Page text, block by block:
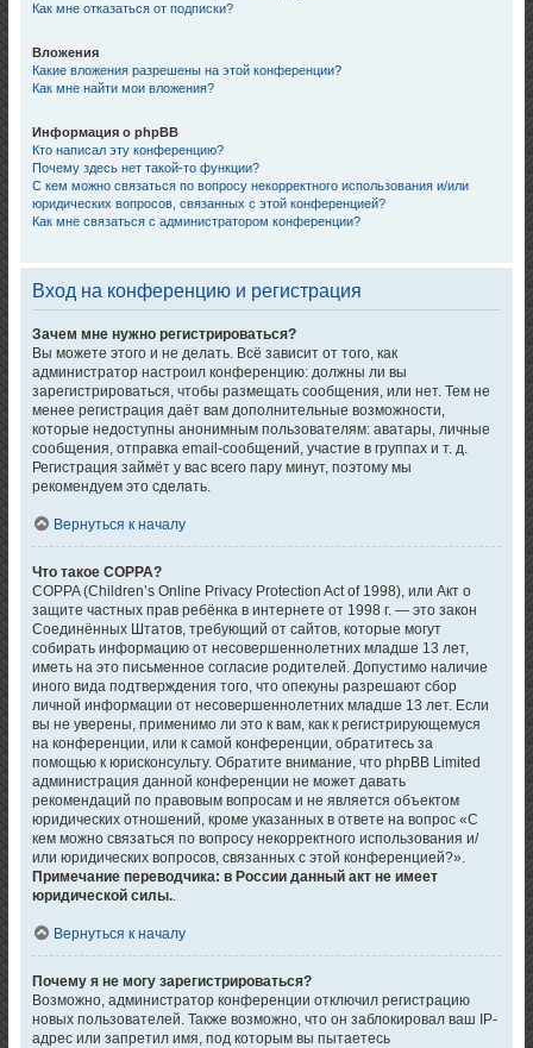
Как мне отказаться от подписки?
Вложения
Какие вложения разрешены на этой конференции?
Как мне найти мои вложения?
Информация о phpBB
Кто написал эту конференцию?
Почему здесь нет такой-то функции?
С кем можно связаться по вопросу некорректного использования и/или
юридических вопросов, связанных с этой конференцией?
Как мне связаться с администратором конференции?
Вход на конференцию и регистрация
Зачем мне нужно регистрироваться?
Вы можете этого и не делать. Всё зависит от того, как
администратор настроил конференцию: должны ли вы
зарегистрироваться, чтобы размещать сообщения, или нет. Тем не
менее регистрация даёт вам дополнительные возможности,
которые недоступны анонимным пользователям: аватары, личные
сообщения, отправка email-сообщений, участие в группах и т. д.
Регистрация займёт у вас всего пару минут, поэтому мы
рекомендуем это сделать.
Вернуться к началу
Что такое COPPA?
COPPA (Children’s Online Privacy Protection Act of 1998), или Акт о
защите частных прав ребёнка в интернете от 1998 г. — это закон
Соединённых Штатов, требующий от сайтов, которые могут
собирать информацию от несовершеннолетних младше 13 лет,
иметь на это письменное согласие родителей. Допустимо наличие
иного вида подтверждения того, что опекуны разрешают сбор
личной информации от несовершеннолетних младше 13 лет. Если
вы не уверены, применимо ли это к вам, как к регистрирующемуся
на конференции, или к самой конференции, обратитесь за
помощью к юрисконсульту. Обратите внимание, что phpBB Limited
администрация данной конференции не может давать
рекомендаций по правовым вопросам и не является объектом
юридических отношений, кроме указанных в ответе на вопрос «С
кем можно связаться по вопросу некорректного использования и/
или юридических вопросов, связанных с этой конференцией?».
Примечание переводчика: в России данный акт не имеет
юридической силы..
Вернуться к началу
Почему я не могу зарегистрироваться?
Возможно, администратор конференции отключил регистрацию
новых пользователей. Также возможно, что он заблокировал ваш IP-
адрес или запретил имя, под которым вы пытаетесь